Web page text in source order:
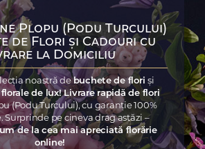
Plopu (Podu Turcului)
de Flori și Cadouri cu
la Domiciliu
noastră de buchete de floriși
de lux! Livrare rapidă de flori
(Podu Turcului), cu garanție 100%
Surprinde pe cineva drag astăzi –
de la cea mai apreciată florărie
online!